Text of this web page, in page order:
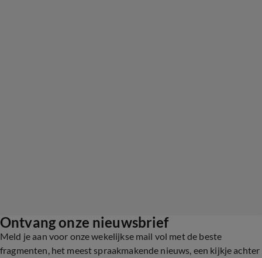
Ontvang onze nieuwsbrief
Meld je aan voor onze wekelijkse mail vol met de beste
fragmenten, het meest spraakmakende nieuws, een kijkje achter